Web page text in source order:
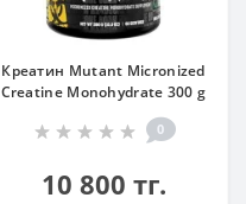
Креатин Mutant Micronized
Creatine Monohydrate 300 g
0
10 800 тг.